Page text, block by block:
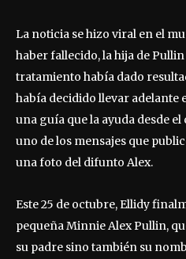
La noticia se hizo viral en el
haber fallecido, la hija de
tratamiento había dado
había decidido llevar adelante
una guía que la ayuda desde
uno de los mensajes que
una foto del difunto Alex.
Este 25 de octubre, Ellidy
pequeña Minnie Alex Pullin,
su padre sino también su